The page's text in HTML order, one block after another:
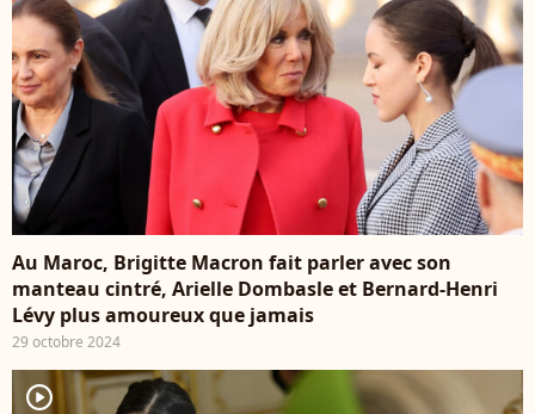
Au Maroc, Brigitte Macron fait parler avec son
manteau cintré, Arielle Dombasle et Bernard-Henri
Lévy plus amoureux que jamais
29 octobre 2024
player2